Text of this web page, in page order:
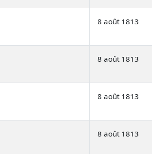
8 août 1813
8 août 1813
8 août 1813
8 août 1813